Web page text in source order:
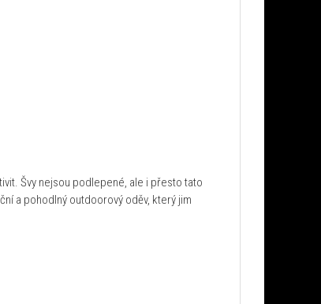
Švy nejsou podlepené, ale i přesto tato
a pohodlný outdoorový oděv, který jim